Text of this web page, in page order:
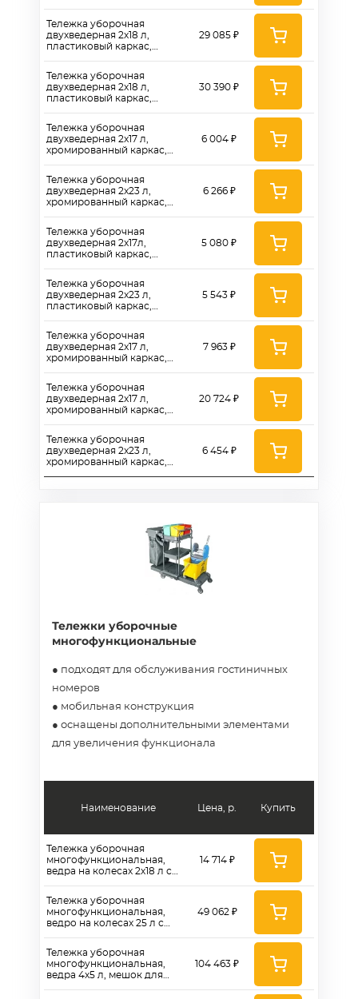
мешка - CK760
Тележка уборочная
двухведерная 2х18 л,
пластиковый каркас,
Тележка уборочная
двухведерная 2х18 л,
пластиковый каркас,
Тележка уборочная
двухведерная 2x17 л,
хромированный каркас,
Тележка уборочная
двухведерная 2x23 л,
хромированный каркас,
Тележка уборочная
двухведерная 2x17л,
пластиковый каркас,
Тележка уборочная
двухведерная 2x23 л,
пластиковый каркас,
Тележка уборочная
двухведерная 2x17 л,
хромированный каркас,
мешка - H0209
Тележка уборочная
двухведерная 2x17 л,
хромированный каркас,
Тележка уборочная
двухведерная 2x23 л,
хромированный каркас,
29 085 ₽
30 390 ₽
6 004 ₽
6 266 ₽
5 080 ₽
5 543 ₽
7 963 ₽
20 724 ₽
6 454 ₽
Тележки уборочные
многофункциональные
● подходят для обслуживания гостиничных
номеров
● мобильная конструкция
● оснащены дополнительными элементами
для увеличения функционала
Наименование
Тележка уборочная
многофункциональная,
ведра на колесах 2х18 л с
Тележка уборочная
многофункциональная,
ведро на колесах 25 л с
Тележка уборочная
многофункциональная,
ведра 4x5 л, мешок для
Цена, р.
14 714 ₽
49 062 ₽
104 463 ₽
Купить